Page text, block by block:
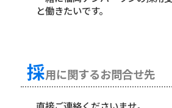
と働きたいです。
採用に関するお問合せ先